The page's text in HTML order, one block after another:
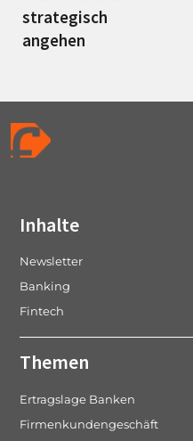
strategisch
angehen
Inhalte
Newsletter
Banking
Fintech
Themen
Ertragslage Banken
Firmenkundengeschäft